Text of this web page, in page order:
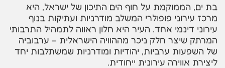
בת ים, הממוקמת על חוף הים התיכון של ישראל, היא
מרכז עירוני פופולרי המשלב מודרניות ועתיקות בנוף
עירוני דינמי אחד. העיר היא חלון ראווה לתמהיל התרבותי
המרתק שיצר חלק ניכר מההוויה הישראלית – ערבוביה
של השפעות ערביות, יהודיות ומודרניות שמשתלבות יחד
ליצירת אווירה עירונית ייחודית.